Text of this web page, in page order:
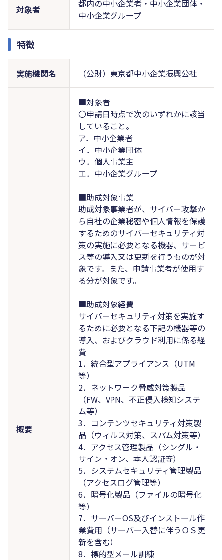
対象者
都内の中小企業者・中小企業団体・
中小企業グループ
特徴
実施機関名 （公財）東京都中小企業振興公社
概要
■対象者
〇申請日時点で次のいずれかに該当
していること。
ア．中小企業者
イ．中小企業団体
ウ．個人事業主
エ．中小企業グループ
■助成対象事業
助成対象事業者が、サイバー攻撃か
ら自社の企業秘密や個人情報を保護
するためのサイバーセキュリティ対
策の実施に必要となる機器、サービ
ス等の導入又は更新を行うものが対
象です。また、申請事業者が使用す
る分が対象です。
■助成対象経費
サイバーセキュリティ対策を実施す
るために必要となる下記の機器等の
導入、およびクラウド利用に係る経
費
1．統合型アプライアンス（UTM
等）
2．ネットワーク脅威対策製品
（FW、VPN、不正侵入検知システ
ム等）
3．コンテンツセキュリティ対策製
品（ウィルス対策、スパム対策等）
4．アクセス管理製品（シングル・
サイン・オン、本人認証等）
5．システムセキュリティ管理製品
（アクセスログ管理等）
6．暗号化製品（ファイルの暗号化
等）
7．サーバーOS及びインストール作
業費用（サーバー入替に伴うＯＳ更
新を含む）
8．標的型メール訓練